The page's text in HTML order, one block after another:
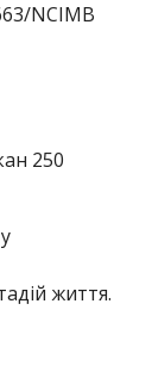
NCIMB
250
життя.